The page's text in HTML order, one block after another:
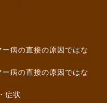
病の直接の原因ではな
病の直接の原因ではな
症状